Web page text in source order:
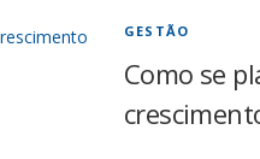
GESTÃO
Como se